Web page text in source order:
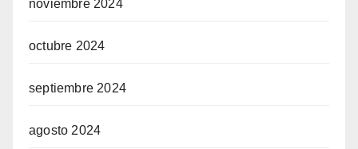
noviembre 2024
octubre 2024
septiembre 2024
agosto 2024